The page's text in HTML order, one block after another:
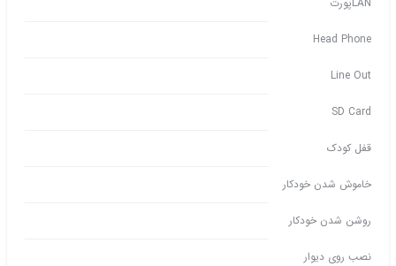
Head Phone
Line Out
SD Card
قفل کودک
خاموش شدن خودکار
روشن شدن خودکار
نصب روی دیوار